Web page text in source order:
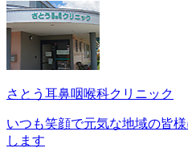
さとう耳鼻咽喉科クリニック
いつも笑顔で元気な地域の皆
します